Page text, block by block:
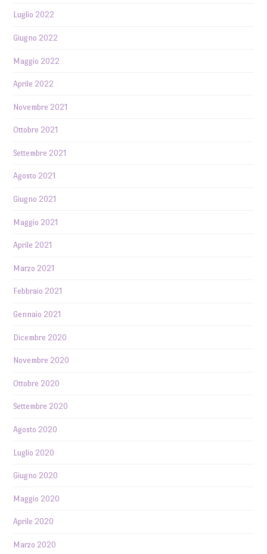
Luglio 2022
Giugno 2022
Maggio 2022
Aprile 2022
Novembre 2021
Ottobre 2021
Settembre 2021
Agosto 2021
Giugno 2021
Maggio 2021
Aprile 2021
Marzo 2021
Febbraio 2021
Gennaio 2021
Dicembre 2020
Novembre 2020
Ottobre 2020
Settembre 2020
Agosto 2020
Luglio 2020
Giugno 2020
Maggio 2020
Aprile 2020
Marzo 2020